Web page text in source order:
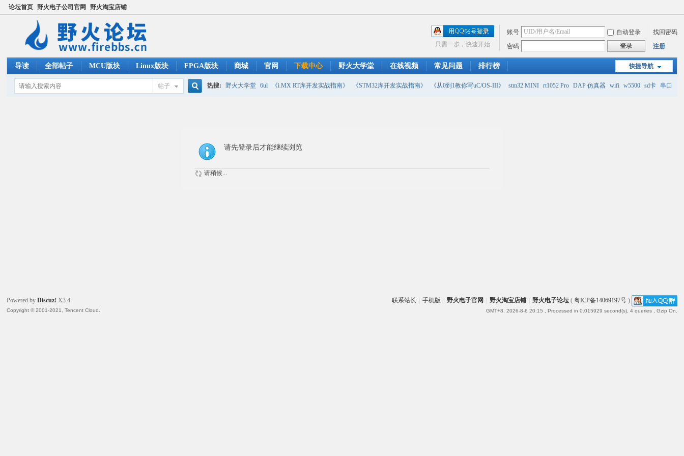
论坛首页 野火电子公司官网 野火淘宝店铺
账号 自动登录
找回密码
密码
登录 注册
只需一步，快速开始
快捷导航
导读 全部帖子 MCU版块 Linux版块 FPGA版块 商城 官网 下载中心 野火大学堂 在线视频 常见问题 排行榜
帖子 热搜: 野火大学堂 6ul 《i.MX RT库开发实战指南》 《STM32库开发实战指南》 《从0到1教你写uC/OS-III》 stm32 MINI rt1052 Pro DAP 仿真器 wifi w5500 sd卡 串口
请先登录后才能继续浏览
请稍候...
联系站长 手机版 野火电子官网 野火淘宝店铺 野火电子论坛( 粤ICP备14069197号)
GMT+8, 2026-8-6 20:15 , Processed in 0.015929 second(s), 4 queries , Gzip On.
Powered byDiscuz! X3.4
Copyright © 2001-2021, Tencent Cloud.